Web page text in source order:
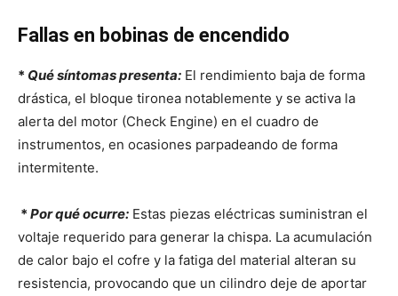
Fallas en bobinas de encendido
* Qué síntomas presenta: El rendimiento baja de forma
drástica, el bloque tironea notablemente y se activa la
alerta del motor (Check Engine) en el cuadro de
instrumentos, en ocasiones parpadeando de forma
intermitente.
* Por qué ocurre: Estas piezas eléctricas suministran el
voltaje requerido para generar la chispa. La acumulación
de calor bajo el cofre y la fatiga del material alteran su
resistencia, provocando que un cilindro deje de aportar